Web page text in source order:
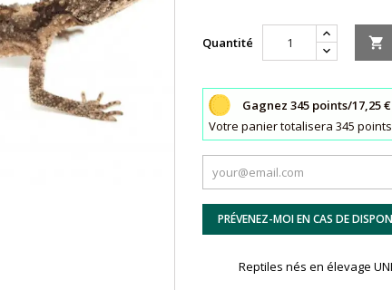
Quantité 
Gagnez 345 points/17,25
Votre panier totalisera 345
PRÉVENEZ-MOI EN CAS DE
Reptiles nés en élevage